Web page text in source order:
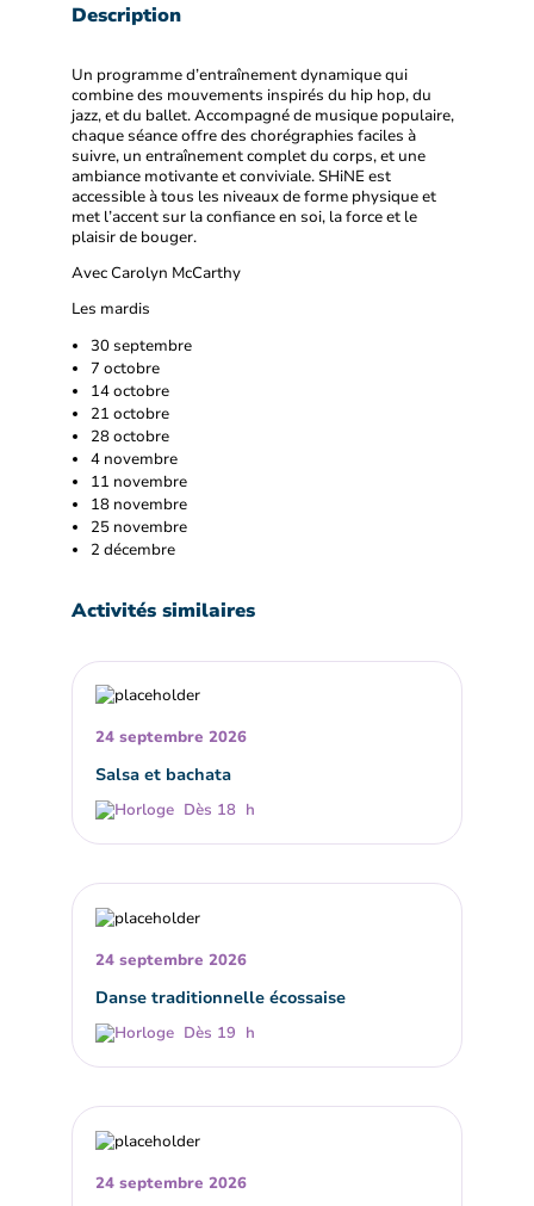
Description
Un programme d’entraînement dynamique qui
combine des mouvements inspirés du hip hop, du
jazz, et du ballet. Accompagné de musique populaire,
chaque séance offre des chorégraphies faciles à
suivre, un entraînement complet du corps, et une
ambiance motivante et conviviale. SHiNE est
accessible à tous les niveaux de forme physique et
met l’accent sur la confiance en soi, la force et le
plaisir de bouger.
Avec Carolyn McCarthy
Les mardis
30 septembre
7 octobre
14 octobre
21 octobre
28 octobre
4 novembre
11 novembre
18 novembre
25 novembre
2 décembre
Activités similaires
24 septembre 2026
Salsa et bachata
Dès 18 h
24 septembre 2026
Danse traditionnelle écossaise
Dès 19 h
24 septembre 2026